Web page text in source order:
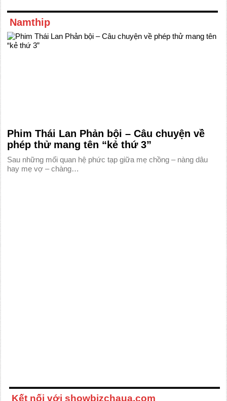
Namthip
Phim Thái Lan Phản bội – Câu chuyện về
phép thử mang tên “kẻ thứ 3”
Sau những mối quan hệ phức tạp giữa mẹ chồng – nàng dâu
hay mẹ vợ – chàng…
Kết nối với showbizchaua.com